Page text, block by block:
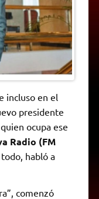
incluso en el
presidente
ocupa ese
Radio (FM
habló a
comenzó